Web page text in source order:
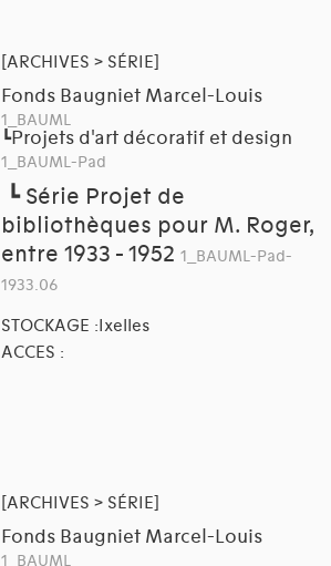
[ARCHIVES > SÉRIE]
Fonds Baugniet Marcel-Louis
1_BAUML
┗Projets d'art décoratif et design
1_BAUML-Pad
┗ Série Projet de
bibliothèques pour M. Roger,
entre 1933 - 1952 1_BAUML-Pad-
1933.06
STOCKAGE :Ixelles
ACCES :
[ARCHIVES > SÉRIE]
Fonds Baugniet Marcel-Louis
1_BAUML